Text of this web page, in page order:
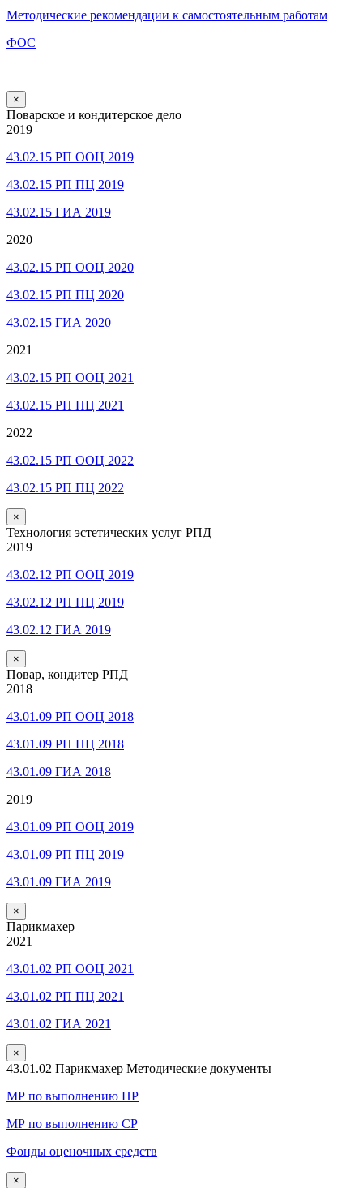
Методические рекомендации к самостоятельным работам
ФОС
×
Поварское и кондитерское дело
2019
43.02.15 РП ООЦ 2019
43.02.15 РП ПЦ 2019
43.02.15 ГИА 2019
2020
43.02.15 РП ООЦ 2020
43.02.15 РП ПЦ 2020
43.02.15 ГИА 2020
2021
43.02.15 РП ООЦ 2021
43.02.15 РП ПЦ 2021
2022
43.02.15 РП ООЦ 2022
43.02.15 РП ПЦ 2022
×
Технология эстетических услуг РПД
2019
43.02.12 РП ООЦ 2019
43.02.12 РП ПЦ 2019
43.02.12 ГИА 2019
×
Повар, кондитер РПД
2018
43.01.09 РП ООЦ 2018
43.01.09 РП ПЦ 2018
43.01.09 ГИА 2018
2019
43.01.09 РП ООЦ 2019
43.01.09 РП ПЦ 2019
43.01.09 ГИА 2019
×
Парикмахер
2021
43.01.02 РП ООЦ 2021
43.01.02 РП ПЦ 2021
43.01.02 ГИА 2021
×
43.01.02 Парикмахер Методические документы
МР по выполнению ПР
МР по выполнению СР
Фонды оценочных средств
×